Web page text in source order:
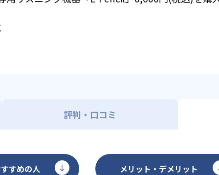
評判・口コミ
すめの人 メリット・デメリット